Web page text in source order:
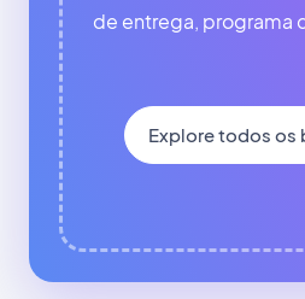
de entrega, programa
Explore todos os